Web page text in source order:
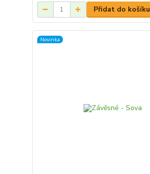
Přidat do košíku
Novinka